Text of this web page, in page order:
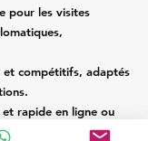
pour les visites
et compétitifs, adaptés
rapide en ligne ou